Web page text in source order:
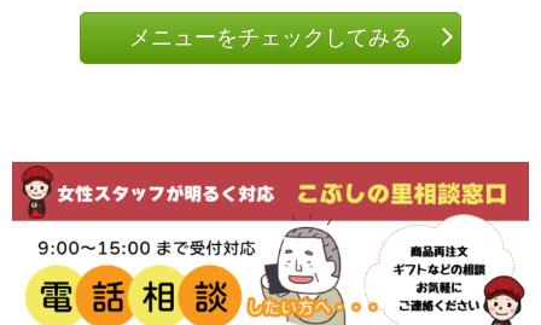
メニューをチェックしてみる